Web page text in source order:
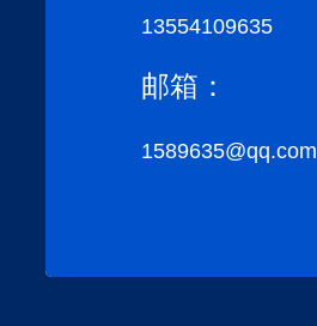
13554109635
邮箱：
1589635@qq.com